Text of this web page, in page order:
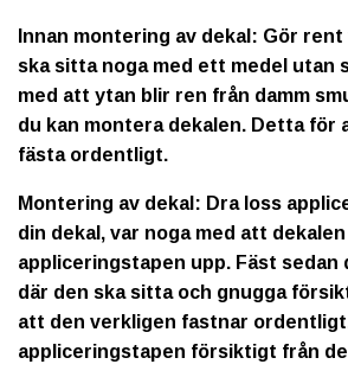
Innan montering av dekal: Gör
ska sitta noga med ett medel utan
med att ytan blir ren från damm
du kan montera dekalen. Detta för
fästa ordentligt.
Montering av dekal: Dra loss
din dekal, var noga med att
appliceringstapen upp. Fäst sedan
där den ska sitta och gnugga
att den verkligen fastnar
appliceringstapen försiktigt från